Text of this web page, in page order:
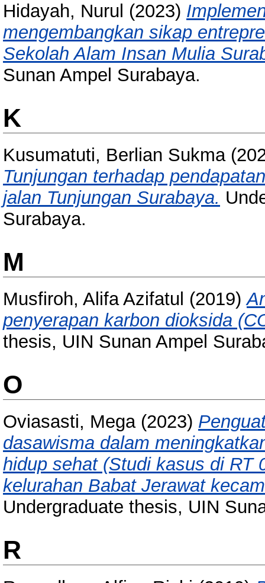
Hidayah, Nurul (2023)
mengembangkan sikap
Sekolah Alam Insan Mulia
Sunan Ampel Surabaya.
K
Kusumatuti, Berlian Sukma
Tunjungan terhadap
jalan Tunjungan Surabaya.
Surabaya.
M
Musfiroh, Alifa Azifatul (2019)
penyerapan karbon dioksida
thesis, UIN Sunan Ampel
O
Oviasasti, Mega(2023)
dasawisma dalam
hidup sehat (Studi kasus di RT
kelurahan Babat Jerawat
Undergraduate thesis, UIN
R